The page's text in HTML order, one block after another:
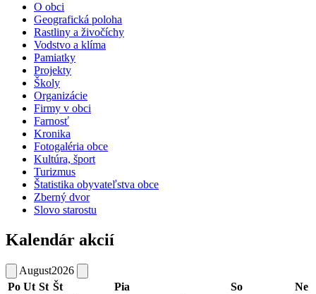
O obci
Geografická poloha
Rastliny a živočíchy
Vodstvo a klíma
Pamiatky
Projekty
Školy
Organizácie
Firmy v obci
Farnosť
Kronika
Fotogaléria obce
Kultúra, šport
Turizmus
Štatistika obyvateľstva obce
Zberný dvor
Slovo starostu
Kalendár akcií
August2026
Po Ut St Št Pia So
Ne